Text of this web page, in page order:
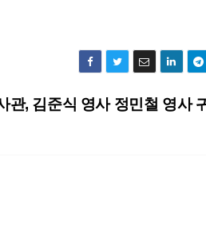
관, 김준식 영사 정민철 영사